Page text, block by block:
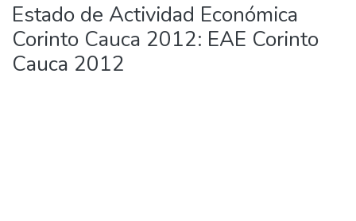
Estado de Actividad Económica
Corinto Cauca 2012: EAE Corinto
Cauca 2012